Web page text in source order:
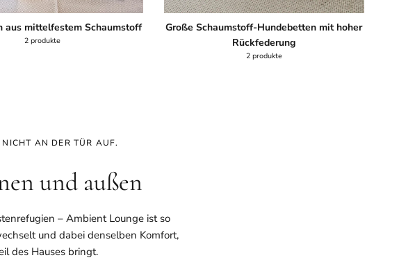
aus mittelfestem Schaumstoff
2 produkte
Große Schaumstoff-Hundebetten mit hoher
Rückfederung
2 produkte
AN DER TÜR AUF.
und außen
– Ambient Lounge ist so
und dabei denselben Komfort,
des Hauses bringt.